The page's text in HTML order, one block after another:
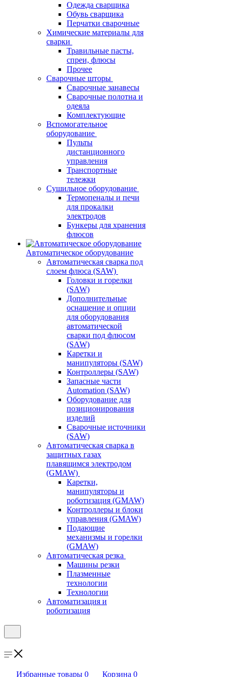
Одежда сварщика
Обувь сварщика
Перчатки сварочные
Химические материалы для
сварки
Травильные пасты,
спреи, флюсы
Прочее
Сварочные шторы
Сварочные занавесы
Сварочные полотна и
одеяла
Комплектующие
Вспомогательное
оборудование
Пульты
дистанционного
управления
Транспортные
тележки
Сушильное оборудование
Термопеналы и печи
для прокалки
электродов
Бункеры для хранения
флюсов
Автоматическое оборудование
Автоматическая сварка под
слоем флюса (SAW)
Головки и горелки
(SAW)
Дополнительные
оснащение и опции
для оборудования
автоматической
сварки под флюсом
(SAW)
Каретки и
манипуляторы (SAW)
Контроллеры (SAW)
Запасные части
Automation (SAW)
Оборудование для
позиционирования
изделий
Сварочные источники
(SAW)
Автоматическая сварка в
защитных газах
плавящимся электродом
(GMAW)
Каретки,
манипуляторы и
роботизация (GMAW)
Контроллеры и блоки
управления (GMAW)
Подающие
механизмы и горелки
(GMAW)
Автоматическая резка
Машины резки
Плазменные
технологии
Технологии
Автоматизация и
роботизация
Избранные товары 0 Корзина 0